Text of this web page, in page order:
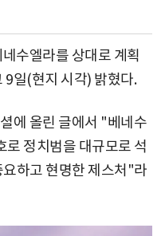
수엘라를 상대로 계획
9일(현지 시각) 밝혔다.
에 올린 글에서 "베네수
정치범을 대규모로 석
하고 현명한 제스처"라